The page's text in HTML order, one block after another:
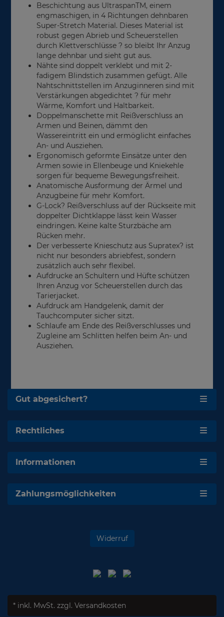
Beschichtung aus UltraspanTM, einem
engmaschigen, in 4 Richtungen dehnbaren
Super-Stretch Material. Dieses Material ist
robust gegen Abrieb und Scheuerstellen
durch Klettverschlüsse ? so bleibt Ihr Anzug
lange dehnbar und sieht gut aus.
Nähte sind doppelt verklebt und mit 2-
fadigem Blindstich zusammen gefügt. Alle
Nahtschnittstellen im Anzuginneren sind mit
Verstärkungen abgedichtet ? für mehr
Wärme, Komfort und Haltbarkeit.
Doppelmanschette mit Reißverschluss an
Armen und Beinen, dämmt den
Wassereintritt ein und ermöglicht einfaches
An- und Ausziehen.
Ergonomisch geformte Einsätze unter den
Armen sowie in Ellenbeuge und Kniekehle
sorgen für bequeme Bewegungsfreiheit.
Anatomische Ausformung der Ärmel und
Anzugbeine für mehr Komfort.
G-Lock? Reißverschluss auf der Rückseite mit
doppelter Dichtklappe lässt kein Wasser
eindringen. Keine kalte Sturzbäche am
Rücken mehr.
Der verbesserte Knieschutz aus Supratex? ist
nicht nur besonders abriebfest, sondern
zusätzlich auch sehr flexibel.
Aufdrucke an Schultern und Hüfte schützen
Ihren Anzug vor Scheuerstellen durch das
Tarierjacket.
Aufdruck am Handgelenk, damit der
Tauchcomputer sicher sitzt.
Schlaufe am Ende des Reißverschlusses und
Zugleine am Schlitten helfen beim An- und
Ausziehen.
Gut abgesichert?
Rechtliches
Informationen
Zahlungsmöglichkeiten
Widerruf
* inkl. MwSt. zzgl. Versandkosten